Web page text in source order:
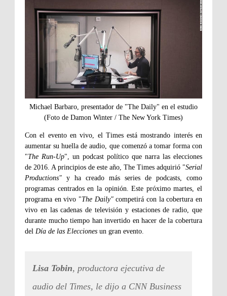
Michael Barbaro, presentador de "The Daily" en el estudio
(Foto de Damon Winter / The New York Times)
Con el evento en vivo, el Times está mostrando interés en
aumentar su huella de audio, que comenzó a tomar forma con
"The Run-Up", un podcast político que narra las elecciones
de 2016. A principios de este año, The Times adquirió "Serial
Productions" y ha creado más series de podcasts, como
programas centrados en la opinión. Este próximo martes, el
programa en vivo "The Daily"competirá con la cobertura en
vivo en las cadenas de televisión y estaciones de radio, que
durante mucho tiempo han invertido en hacer de la cobertura
del Día de las Elecciones un gran evento.
Lisa Tobin, productora ejecutiva de
audio del Times, le dijo a CNN Business